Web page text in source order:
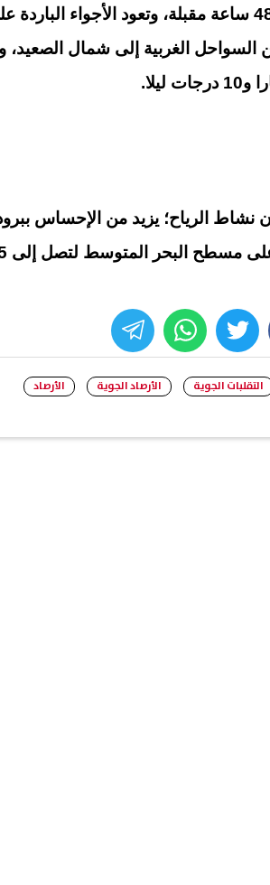
الجوي تبدأ الأربعاء، ولمدة 48 ساعة مقبلة، وتعود الأجواء
الغربية إلى شمال الصعيد،
نشاط الرياح؛ يزيد من الإحساس
مسطح البحر المتوسط لتصل إلى 5 أمتار.
twitter
whats
التقلبات الجوية الأرصاد الجوية الأرصاد